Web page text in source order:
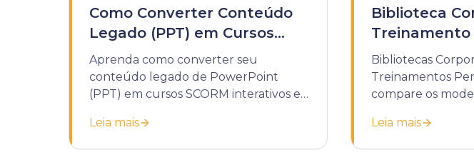
Como Converter Conteúdo
Legado (PPT) em Cursos
SCORM
Aprenda como converter seu
conteúdo legado de PowerPoint
(PPT) em cursos SCORM interativos e
modernizar seu treinamento
corporativo.
Leia mais
Biblioteca
Treinamento
Bibliotecas
Treinamentos
compare os
desenvolvimento
Leia mais